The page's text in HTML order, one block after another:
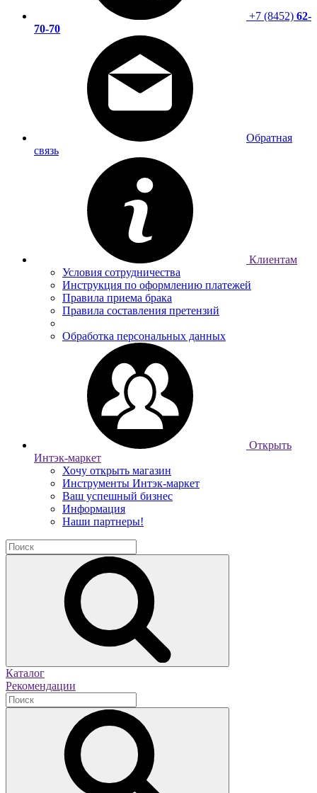
+7 (8452) 62-
70-70
Обратная
связь
Клиентам
Условия сотрудничества
Инструкция по оформлению платежей
Правила приема брака
Правила составления претензий
Обработка персональных данных
Открыть
Интэк-маркет
Хочу открыть магазин
Инструменты Интэк-маркет
Ваш успешный бизнес
Информация
Наши партнеры!
Каталог
Рекомендации